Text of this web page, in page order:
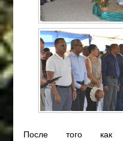
После того как